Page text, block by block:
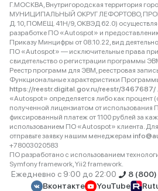
Г.МОСКВА, Внутригородская территория
МУНИЦИПАЛЬНЫЙ ОКРУГ ЛЕФОРТОВО,
Д. 10, ПОМЕЩ. 41Н/9, ОКВЭД 62.0)
разработке ПО «Autospot» и
Приказу Минцифры от 08.10.22, вид
ПО «Autospot» — исключительные права
свидетельство о регистрации программы
Реестр программ для ЭВМ, реестровая
Функциональные характеристики
https://reestr.digital.gov.ru/reestr/3467687/
«Autospot» определяется либо как процент
полученной лицензиатом от
фиксированный платеж от 1100 рублей за
использованием ПО «Autospot» клиента.
отправьте заявку нашим менеджерам
+78003020583
ПО разработано с использованием
Symfony framework, Yii2 framework.
Ежедневно с 9:00 до 22:00 8
Вконтакте
YouTube